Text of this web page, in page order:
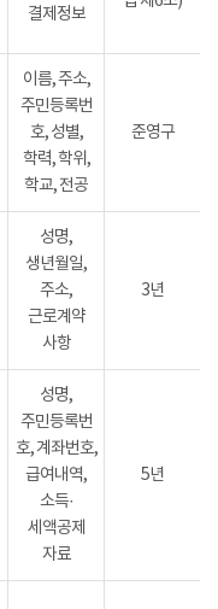
결제정보
이름, 주소,
주민등록번
호, 성별,
학력, 학위,
학교, 전공
준영구
성명,
생년월일,
주소,
근로계약
사항
3년
성명,
주민등록번
호, 계좌번호,
급여내역,
소득·
세액공제
자료
5년